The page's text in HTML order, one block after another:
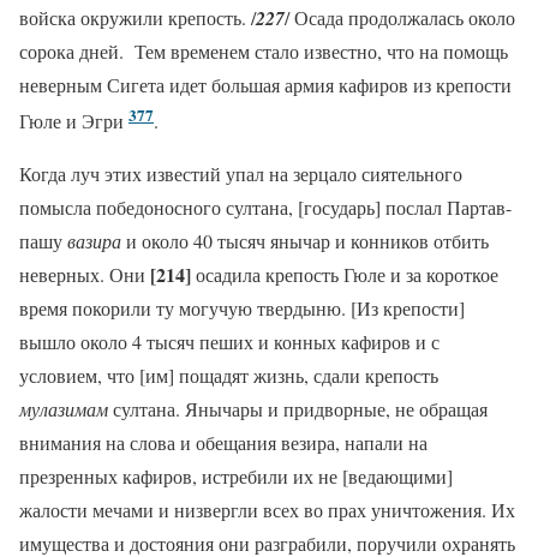
войска окружили крепость. /227/ Осада продолжалась около
сорока дней. Тем временем стало известно, что на помощь
неверным Сигета идет большая армия кафиров из крепости
Гюле и Эгри 377.
Когда луч этих известий упал на зерцало сиятельного
помысла победоносного султана, [государь] послал Партав-
пашувазираи около 40 тысяч янычар и конников отбить
неверных. Они [214]осадила крепость Гюле и за короткое
время покорили ту могучую твердыню. [Из крепости]
вышло около 4 тысяч пеших и конных кафиров и с
условием, что [им] пощадят жизнь, сдали крепость
мулазимамсултана. Янычары и придворные, не обращая
внимания на слова и обещания везира, напали на
презренных кафиров, истребили их не [ведающими]
жалости мечами и низвергли всех во прах уничтожения. Их
имущества и достояния они разграбили, поручили охранять